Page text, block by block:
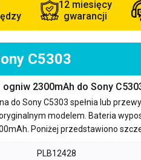
12 miesięcy
gwarancji
C5303
2300mAh do Sony
do Sony C5303 spełnia lub
modelem. Bateria
. Poniżej przedstawiono
PLB12428